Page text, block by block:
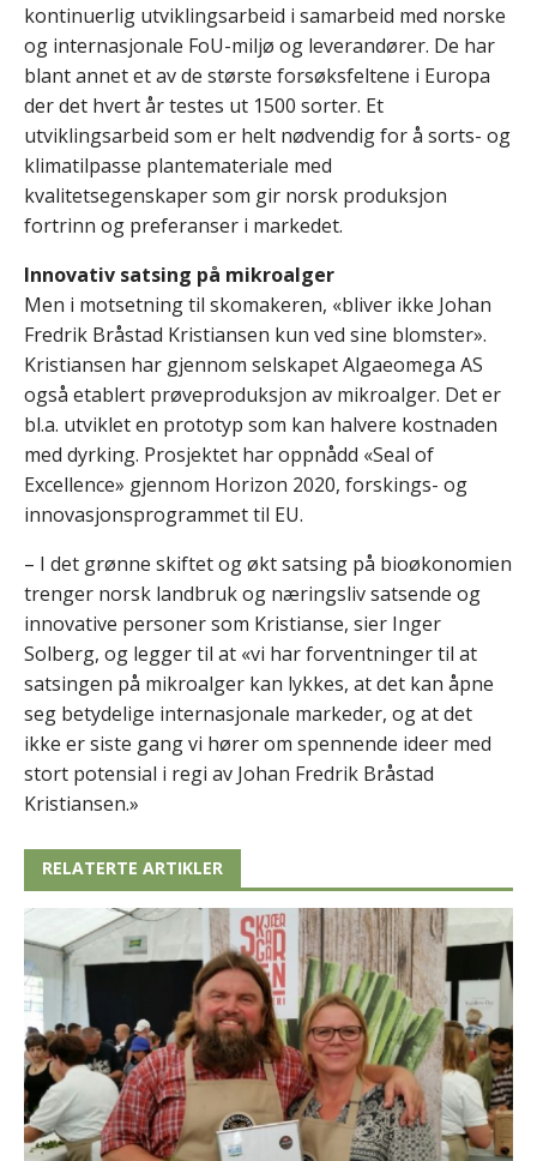
kontinuerlig utviklingsarbeid i samarbeid med norske
og internasjonale FoU-miljø og leverandører. De har
blant annet et av de største forsøksfeltene i Europa
der det hvert år testes ut 1500 sorter. Et
utviklingsarbeid som er helt nødvendig for å sorts- og
klimatilpasse plantemateriale med
kvalitetsegenskaper som gir norsk produksjon
fortrinn og preferanser i markedet.
Innovativ satsing på mikroalger
Men i motsetning til skomakeren, «bliver ikke Johan
Fredrik Bråstad Kristiansen kun ved sine blomster».
Kristiansen har gjennom selskapet Algaeomega AS
også etablert prøveproduksjon av mikroalger. Det er
bl.a. utviklet en prototyp som kan halvere kostnaden
med dyrking. Prosjektet har oppnådd «Seal of
Excellence» gjennom Horizon 2020, forskings- og
innovasjonsprogrammet til EU.
– I det grønne skiftet og økt satsing på bioøkonomien
trenger norsk landbruk og næringsliv satsende og
innovative personer som Kristianse, sier Inger
Solberg, og legger til at «vi har forventninger til at
satsingen på mikroalger kan lykkes, at det kan åpne
seg betydelige internasjonale markeder, og at det
ikke er siste gang vi hører om spennende ideer med
stort potensial i regi av Johan Fredrik Bråstad
Kristiansen.»
RELATERTE ARTIKLER